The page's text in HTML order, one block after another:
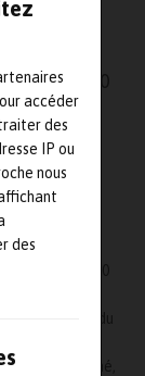
accéder
des
IP ou
nous
des
La
M200
grande
du M200
de
du
désigné,